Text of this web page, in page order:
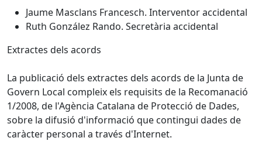
Jaume Masclans Francesch. Interventor accidental
Ruth González Rando. Secretària accidental
Extractes dels acords
La publicació dels extractes dels acords de la Junta de
Govern Local compleix els requisits de la Recomanació
1/2008, de l'Agència Catalana de Protecció de Dades,
sobre la difusió d'informació que contingui dades de
caràcter personal a través d'Internet.